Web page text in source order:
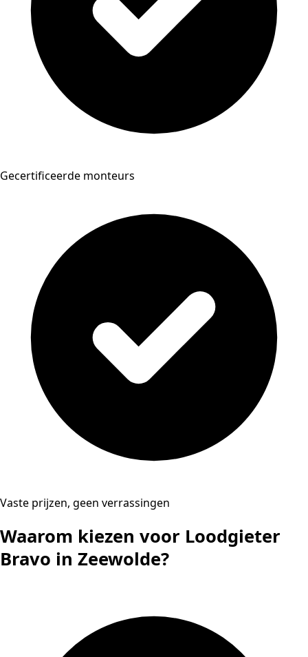
Gecertificeerde monteurs
Vaste prijzen, geen verrassingen
Waarom kiezen voor Loodgieter
Bravo in Zeewolde?